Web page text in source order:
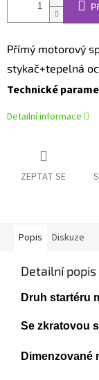
Přímý motorový
stykač+tepelná
Technické
Detailní informace
ZEPTAT SE
Popis Diskuze
Detailní
Druh startéru
Se zkratovou
Dimenzované